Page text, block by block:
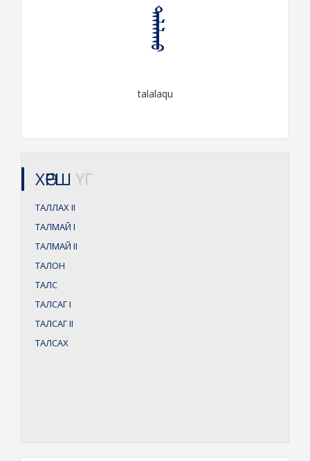
ᠲᠠᠯᠠᠯᠠᠬᠤ
talalaqu
ХӨРШ ҮГ
ТАЛЛАХII
ТАЛМАЙ I
ТАЛМАЙ II
ТАЛОН
ТАЛС
ТАЛСАГI
ТАЛСАГII
ТАЛСАХ